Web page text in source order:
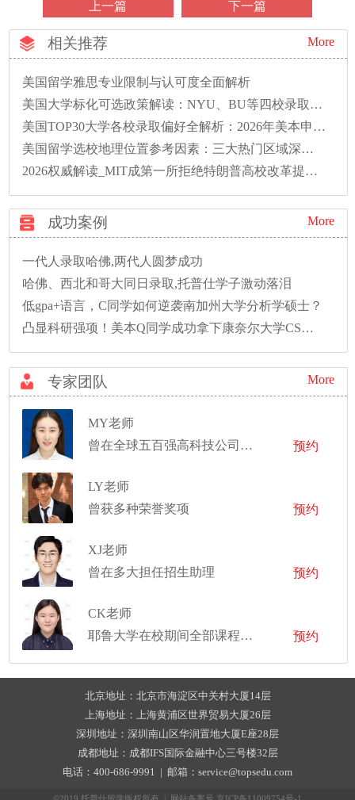
上一篇 下一篇
相关推荐 More
美国留学雅思专业限制与认可度全面解析
美国大学标化可选政策解读：NYU、BU等四校录取偏好全解析
美国TOP30大学各校录取偏好全解析：2026年美本申请必读
美国留学选校地理位置参考因素：三大热门区域深度解析
2026权威解读_MIT成第一所拒绝特朗普高校改革提案的大学
成功案例 More
一代人录取哈佛,两代人圆梦成功
哈佛、西北和哥大同日录取,托普仕学子激动落泪
低gpa+语言，C同学如何逆袭南加州大学分析学硕士？
凸显科研强项！美本Q同学成功拿下康奈尔大学CS硕士录取！
专家团队 More
MY老师
曾在全球五百强高科技公司的美国加州硅谷总部工作
预约
LY老师
曾获多种荣誉奖项
预约
XJ老师
曾在多大担任招生助理
预约
CK老师
耶鲁大学在校期间全部课程为Honor（最高成绩）
预约
北京地址：北京市海淀区中关村大厦14层
上海地址：上海黄浦区世界贸易大厦26层
深圳地址：深圳南山区华润置地大厦E座28层
成都地址：成都IFS国际金融中心三号楼32层
电话：400-686-9991 | 邮箱：service@topsedu.com